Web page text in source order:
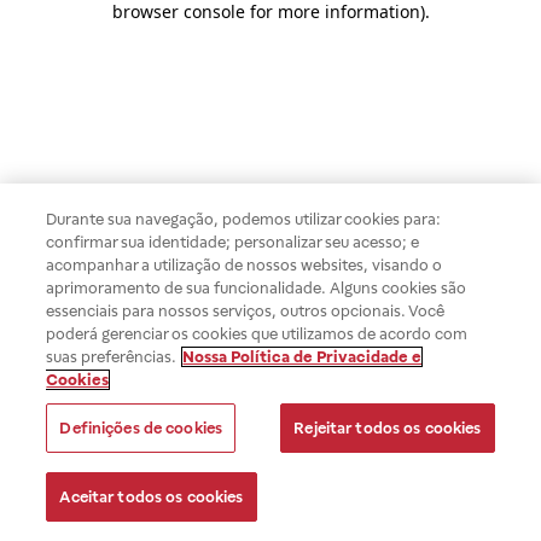
browser console for more information).
Durante sua navegação, podemos utilizar cookies para:
confirmar sua identidade; personalizar seu acesso; e
acompanhar a utilização de nossos websites, visando o
aprimoramento de sua funcionalidade. Alguns cookies são
essenciais para nossos serviços, outros opcionais. Você
poderá gerenciar os cookies que utilizamos de acordo com
suas preferências. Nossa Política de Privacidade e
Cookies
Definições de cookies Rejeitar todos os cookies
Aceitar todos os cookies